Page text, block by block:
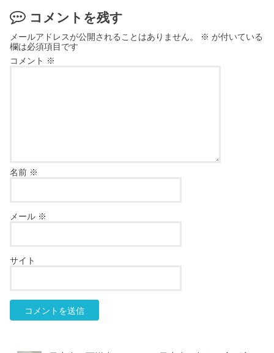
コメントを残す
メールアドレスが公開されることはありません。 ※ が付いている
欄は必須項目です
コメント ※
名前 ※
メール ※
サイト